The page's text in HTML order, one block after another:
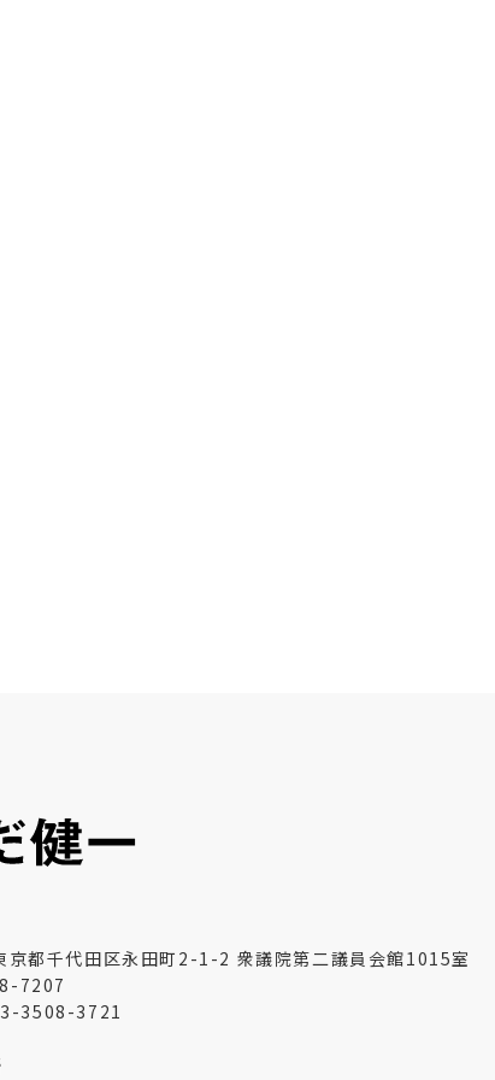
都千代田区永田町2-1-2 衆議院第二議員会館1015室
7207
3508-3721